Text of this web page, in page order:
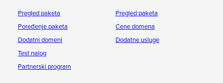
Pregled paketa
Poređenje paketa
Dodatni domeni
Test nalog
Partnerski program
Pregled paketa
Cene domena
Dodatne usluge